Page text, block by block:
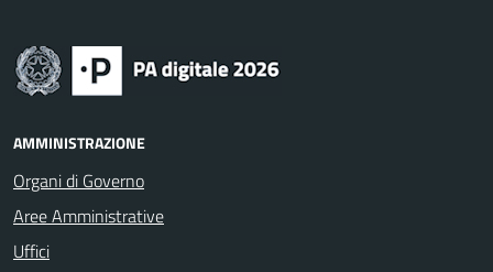
AMMINISTRAZIONE
Organi di Governo
Aree Amministrative
Uffici